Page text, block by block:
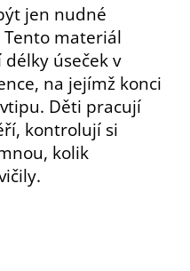
jen nudné
materiál
úseček v
na jejímž konci
Děti pracují
kontrolují si
kolik